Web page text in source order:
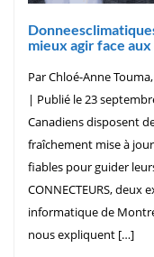
mieux agir face
Par Chloé-Anne
| Publié le 23
Canadiens disposent
fraîchement mise à
fiables pour guider
CONNECTEURS, deux
informatique de
nous expliquent […]